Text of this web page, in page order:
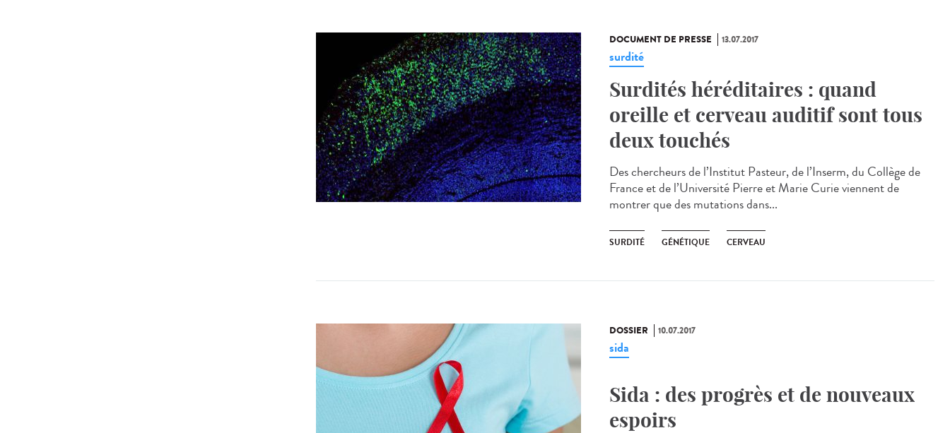
DOCUMENT DE PRESSE 13.07.2017
surdité
Surdités héréditaires : quand
oreille et cerveau auditif sont tous
deux touchés
Des chercheurs de l’Institut Pasteur, de l’Inserm, du Collège de
France et de l’Université Pierre et Marie Curie viennent de
montrer que des mutations dans...
SURDITÉ GÉNÉTIQUE CERVEAU
DOSSIER 10.07.2017
sida
Sida : des progrès et de nouveaux
espoirs